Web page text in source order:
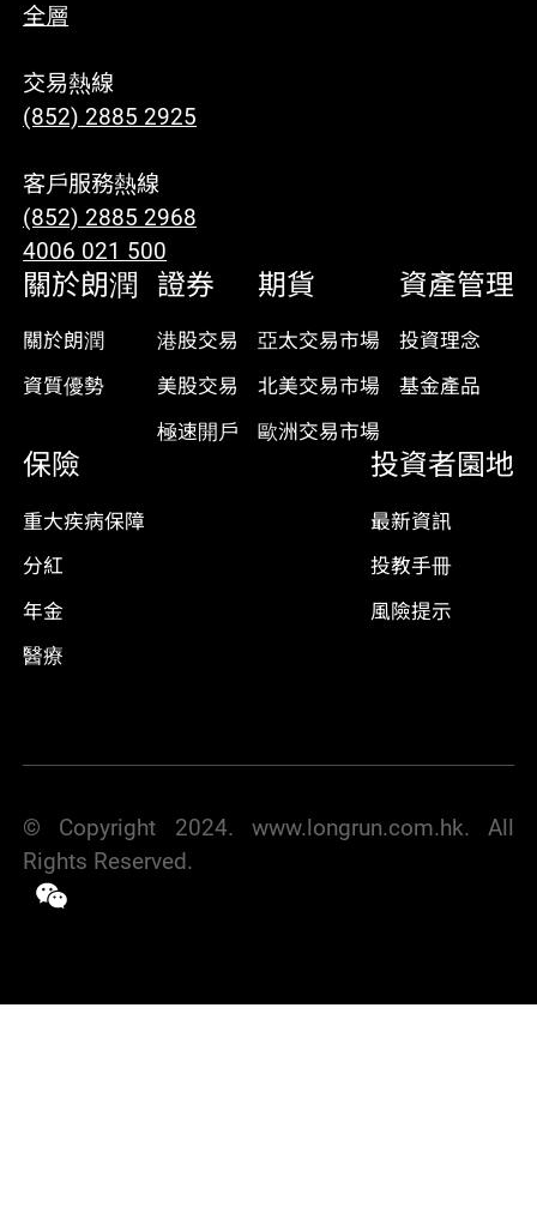
全層
交易熱線
(852) 2885 2925
客戶服務熱線
(852) 2885 2968
4006 021 500
關於朗潤
關於朗潤
資質優勢
證券
港股交易
美股交易
極速開戶
期貨
亞太交易市場
北美交易市場
歐洲交易市場
資產管理
投資理念
基金產品
保險
重大疾病保障
分紅
年金
醫療
投資者園地
最新資訊
投教手冊
風險提示
© Copyright 2024. www.longrun.com.hk. All
Rights Reserved.